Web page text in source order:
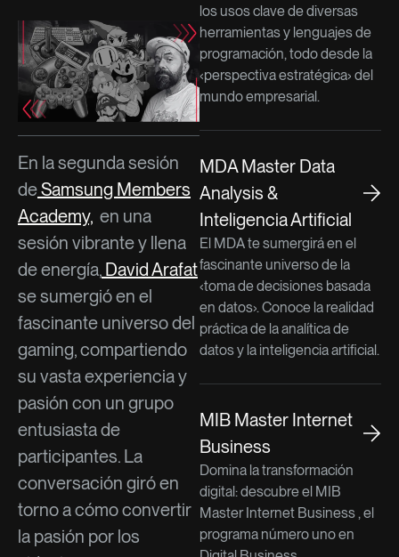
En la segunda sesión
deSamsung Members
Academy, en una
sesión vibrante y llena
de energía, David Arafat
se sumergió en el
fascinante universo del
gaming, compartiendo
su vasta experiencia y
pasión con un grupo
entusiasta de
participantes. La
conversación giró en
torno a cómo convertir
la pasión por los
los usos clave de diversas
herramientas y lenguajes de
programación, todo desde la
‹perspectiva estratégica› del
mundo empresarial.
MDA Master Data
Analysis &
Inteligencia Artificial
El MDA te sumergirá en el
fascinante universo de la
‹toma de decisiones basada
en datos›. Conoce la realidad
práctica de la analítica de
datos y la inteligencia artificial.
MIB Master Internet
Business
Domina la transformación
digital: descubre el MIB
Master Internet Business , el
programa número uno en